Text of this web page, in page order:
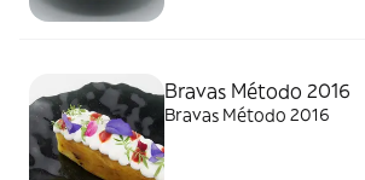
Bravas Método 2016
Bravas Método 2016